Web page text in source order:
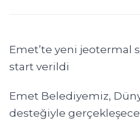
Emet’te yeni jeotermal
start verildi
Emet Belediyemiz,
desteğiyle